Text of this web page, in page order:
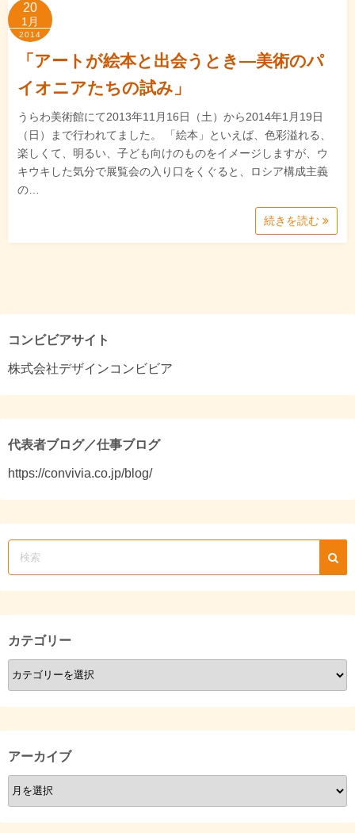
20
1月
2014
「アートが絵本と出会うとき―美術のパ
イオニアたちの試み」
うらわ美術館にて2013年11月16日（土）から2014年1月19日
（日）まで行われてました。 「絵本」といえば、色彩溢れる、
楽しくて、明るい、子ども向けのものをイメージしますが、ウ
キウキした気分で展覧会の入り口をくぐると、ロシア構成主義
の…
続きを読む
コンビビアサイト
株式会社デザインコンビビア
代表者ブログ／仕事ブログ
https://convivia.co.jp/blog/
カテゴリー
カ
テ
ゴ
リ
ー
アーカイブ
ア
ー
カ